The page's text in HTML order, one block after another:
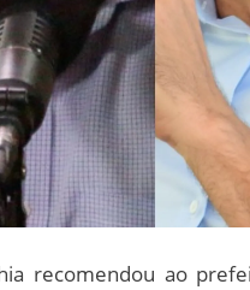
recomendou ao